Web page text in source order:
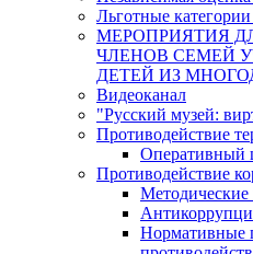
Льготные категории
МЕРОПРИЯТИЯ
ЧЛЕНОВ СЕМЕЙ
ДЕТЕЙ ИЗ
Видеоканал
"Русский музей:
Противодействие
Оперативный
Противодействие
Нормативные